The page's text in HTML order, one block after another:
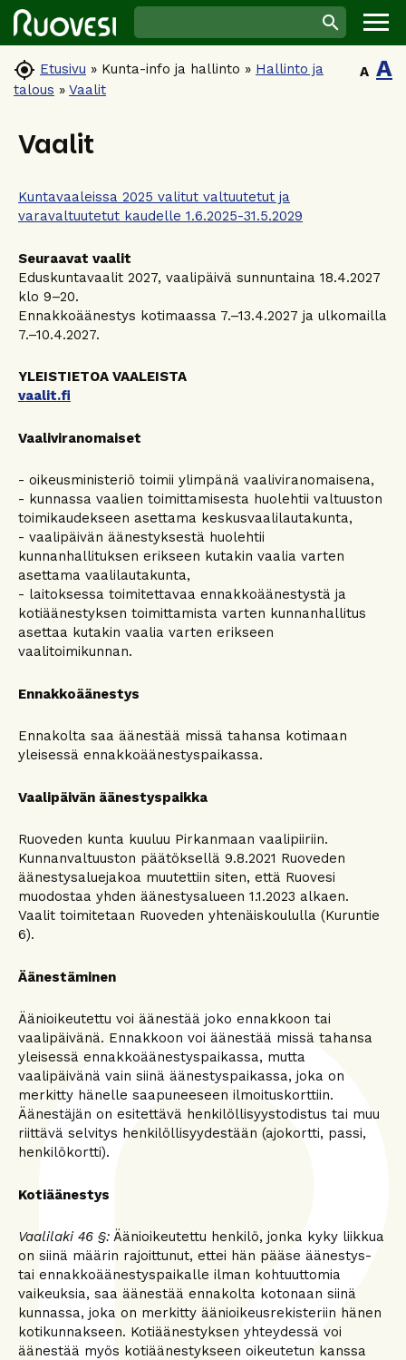
 Etusivu » Kunta-info ja hallinto » Hallinto ja
talous » Vaalit
A A
Vaalit
Kuntavaaleissa 2025 valitut valtuutetut ja
varavaltuutetut kaudelle 1.6.2025-31.5.2029
Seuraavat vaalit
Eduskuntavaalit 2027, vaalipäivä sunnuntaina 18.4.2027
klo 9–20.
Ennakkoäänestys kotimaassa 7.–13.4.2027 ja ulkomailla
7.–10.4.2027.
YLEISTIETOA VAALEISTA
vaalit.fi
Vaaliviranomaiset
- oikeusministeriö toimii ylimpänä vaaliviranomaisena,
- kunnassa vaalien toimittamisesta huolehtii valtuuston
toimikaudekseen asettama keskusvaalilautakunta,
- vaalipäivän äänestyksestä huolehtii
kunnanhallituksen erikseen kutakin vaalia varten
asettama vaalilautakunta,
- laitoksessa toimitettavaa ennakkoäänestystä ja
kotiäänestyksen toimittamista varten kunnanhallitus
asettaa kutakin vaalia varten erikseen
vaalitoimikunnan.
Ennakkoäänestys
Ennakolta saa äänestää missä tahansa kotimaan
yleisessä ennakkoäänestyspaikassa.
Vaalipäivän äänestyspaikka
Ruoveden kunta kuuluu Pirkanmaan vaalipiiriin.
Kunnanvaltuuston päätöksellä 9.8.2021 Ruoveden
äänestysaluejakoa muutettiin siten, että Ruovesi
muodostaa yhden äänestysalueen 1.1.2023 alkaen.
Vaalit toimitetaan Ruoveden yhtenäiskoululla (Kuruntie
6).
Äänestäminen
Äänioikeutettu voi äänestää joko ennakkoon tai
vaalipäivänä. Ennakkoon voi äänestää missä tahansa
yleisessä ennakkoäänestyspaikassa, mutta
vaalipäivänä vain siinä äänestyspaikassa, joka on
merkitty hänelle saapuneeseen ilmoituskorttiin.
Äänestäjän on esitettävä henkilöllisyystodistus tai muu
riittävä selvitys henkilöllisyydestään (ajokortti, passi,
henkilökortti).
Kotiäänestys
Vaalilaki 46 §: Äänioikeutettu henkilö, jonka kyky liikkua
on siinä määrin rajoittunut, ettei hän pääse äänestys-
tai ennakkoäänestyspaikalle ilman kohtuuttomia
vaikeuksia, saa äänestää ennakolta kotonaan siinä
kunnassa, joka on merkitty äänioikeusrekisteriin hänen
kotikunnakseen. Kotiäänestyksen yhteydessä voi
äänestää myös kotiäänestykseen oikeutetun kanssa